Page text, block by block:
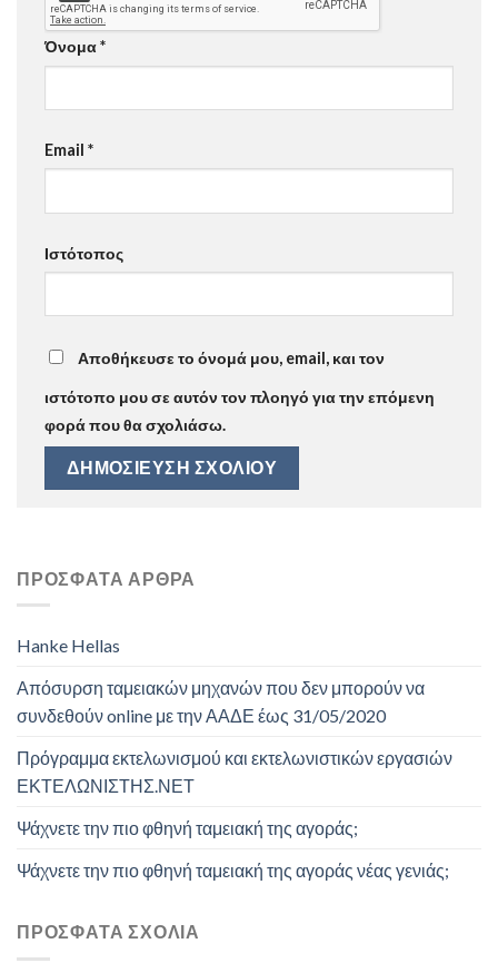
Όνομα*
Email *
Ιστότοπος
Αποθήκευσε το όνομά μου, email, και τον
ιστότοπο μου σε αυτόν τον πλοηγό για την επόμενη
φορά που θα σχολιάσω.
ΠΡΌΣΦΑΤΑ ΆΡΘΡΑ
Hanke Hellas
Απόσυρση ταμειακών μηχανών που δεν μπορούν να
συνδεθούν online με την ΑΑΔΕ έως 31/05/2020
Πρόγραμμα εκτελωνισμού και εκτελωνιστικών εργασιών
ΕΚΤΕΛΩΝΙΣΤΗΣ.ΝΕΤ
Ψάχνετε την πιο φθηνή ταμειακή της αγοράς;
Ψάχνετε την πιο φθηνή ταμειακή της αγοράς νέας γενιάς;
ΠΡΌΣΦΑΤΑ ΣΧΌΛΙΑ